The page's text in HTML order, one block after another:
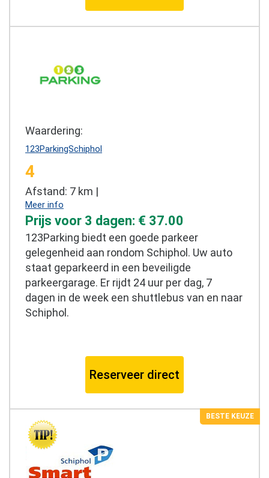
Waardering:
123ParkingSchiphol
4
Afstand: 7 km |
Meer info
Prijs voor 3 dagen: € 37.00
123Parking biedt een goede parkeer
gelegenheid aan rondom Schiphol. Uw auto
staat geparkeerd in een beveiligde
parkeergarage. Er rijdt 24 uur per dag, 7
dagen in de week een shuttlebus van en naar
Schiphol.
Reserveer direct
BESTE KEUZE